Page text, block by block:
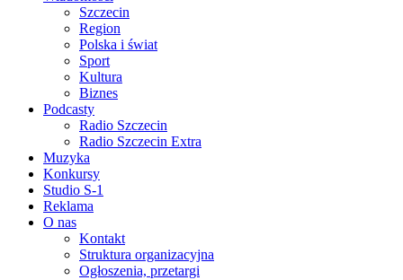
Szczecin
Region
Polska i świat
Sport
Kultura
Biznes
Podcasty
Radio Szczecin
Radio Szczecin Extra
Muzyka
Konkursy
Studio S-1
Reklama
O nas
Kontakt
Struktura organizacyjna
Ogłoszenia, przetargi